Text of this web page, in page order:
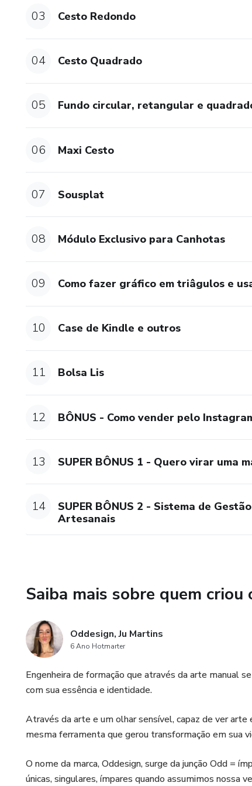
13. fundo quadrado (duas
19. dica de acabamentos
20. gráfico de triângulos e
03 Cesto Redondo
04 Cesto Quadrado
05 Fundo circular, retangular e
06 Maxi Cesto
07 Sousplat
08 Módulo Exclusivo para Canhotas
09 Como fazer gráfico em triâgulos e
10 Case de Kindle e outros
11 Bolsa Lis
12 BÔNUS - Como vender pelo
13 SUPER BÔNUS 1 - Quero virar uma
14
SUPER BÔNUS 2 - Sistema de
Artesanais
Saiba mais sobre quem criou
Oddesign, Ju Martins
6 Ano Hotmarter
Engenheira de formação que através da arte manual
com sua essência e identidade.
Através da arte e um olhar sensível, capaz de ver
mesma ferramenta que gerou transformação em sua
O nome da marca, Oddesign, surge da junção Odd =
únicas, singulares, ímpares quando assumimos nossa